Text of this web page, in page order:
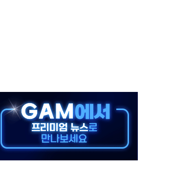
심
릭터가 AI로 플레이한다
여